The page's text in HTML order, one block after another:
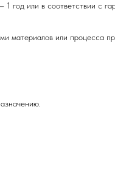
год или в соответствии с
материалов или процесса